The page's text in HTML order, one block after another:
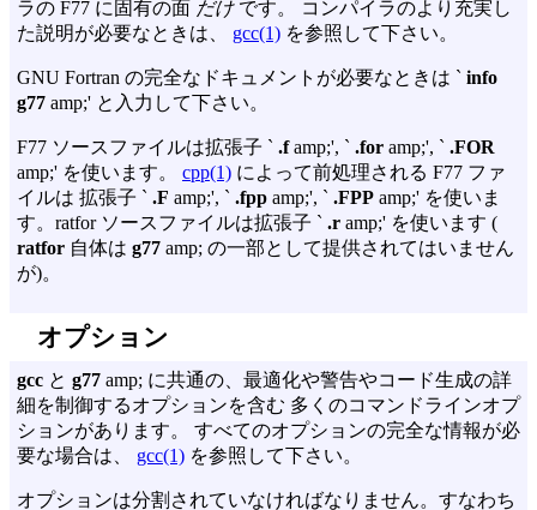
ラの F77 に固有の面 だけです。 コンパイラのより充実し
た説明が必要なときは、 gcc(1) を参照して下さい。
GNU Fortran の完全なドキュメントが必要なときは ` info
g77 amp;' と入力して下さい。
F77 ソースファイルは拡張子 ` .famp;', ` .for amp;', ` .FOR
amp;' を使います。 cpp(1) によって前処理される F77 ファ
イルは 拡張子 ` .F amp;', ` .fpp amp;', ` .FPP amp;' を使いま
す。ratfor ソースファイルは拡張子 ` .r amp;' を使います (
ratfor 自体は g77 amp; の一部として提供されてはいません
が)。
オプション
gcc と g77 amp; に共通の、最適化や警告やコード生成の詳
細を制御するオプションを含む 多くのコマンドラインオプ
ションがあります。 すべてのオプションの完全な情報が必
要な場合は、 gcc(1) を参照して下さい。
オプションは分割されていなければなりません。すなわち